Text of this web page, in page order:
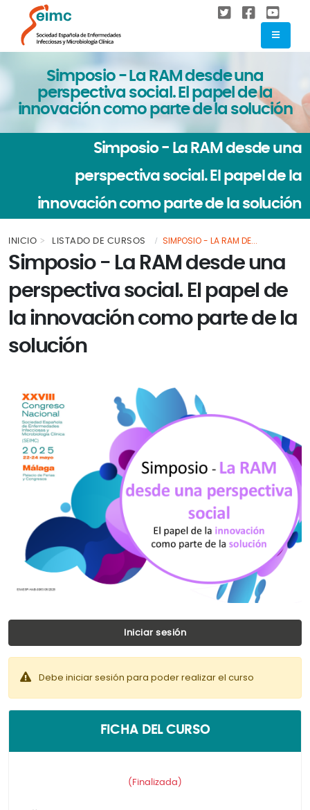
Simposio - La RAM desde una
perspectiva social. El papel de la
innovación como parte de la solución
Simposio - La RAM desde una
perspectiva social. El papel de la
innovación como parte de la solución
INICIO LISTADO DE CURSOS SIMPOSIO - LA RAM DE...
Simposio - La RAM desde una
perspectiva social. El papel de
la innovación como parte de la
solución
Iniciar sesión
Debe iniciar sesión para poder realizar el curso
FICHA DEL CURSO
(Finalizada)